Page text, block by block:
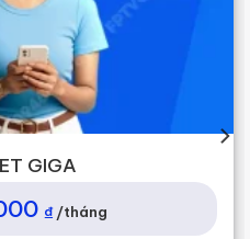
INTERNET SKY
GIÁ : 245.000